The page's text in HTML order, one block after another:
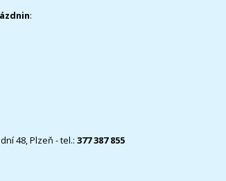
:
48, Plzeň - tel.: 377 387 855